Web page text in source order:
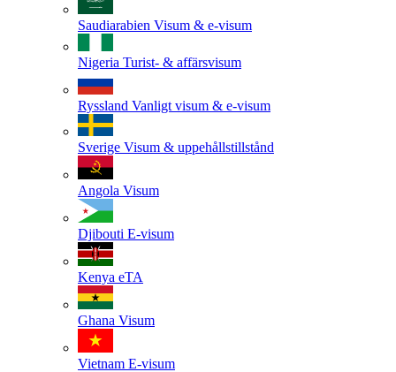
Saudiarabien Visum & e-visum
Nigeria Turist- & affärsvisum
Ryssland Vanligt visum & e-visum
Sverige Visum & uppehållstillstånd
Angola Visum
Djibouti E-visum
Kenya eTA
Ghana Visum
Vietnam E-visum